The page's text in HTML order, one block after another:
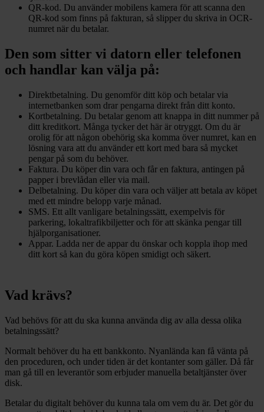
QR-kod. Du använder mobilens kamera för att scanna den
QR-kod som finns på fakturan, så slipper du skriva in OCR-
numret när du betalar.
Den som sitter vi datorn eller telefonen
och handlar kan välja på:
Direktbetalning. Du genomför ditt köp och betalar via
internetbanken som drar pengarna direkt från ditt konto.
Kortbetalning. Du betalar genom att knappa in ditt nummer på
ditt kreditkort. Många tycker det här är otryggt. Om du är
orolig för att någon obehörig ska komma över numret, kan en
lösning vara att du använder ett kort med bara så mycket
pengar på som du behöver.
Faktura. Du köper din vara och får en faktura, antingen på
papper i brevlådan eller via mail.
Delbetalning. Du köper din vara och väljer att betala av köpet
med ett mindre belopp varje månad.
SMS. Ett allt vanligare betalningssätt, exempelvis för
parkering, lokaltrafikbiljetter och för att skänka pengar till
hjälporganisationer.
Appar. Ladda ner de appar du önskar och koppla ihop med
ditt kort så kan du göra köpen smidigt och säkert.
Vad krävs?
Vad behövs för att du ska kunna använda dig av alla dessa olika
betalningssätt?
Normalt behöver du ha ett bankkonto. Nyanlända kan få vänta på
den proceduren, och under tiden är det kontanter som gäller. Då får
man gå till en leverantör som erbjuder manuella betaltjänster över
disk.
Betalar du digitalt behöver du kunna tala om vem du är. Det gör du